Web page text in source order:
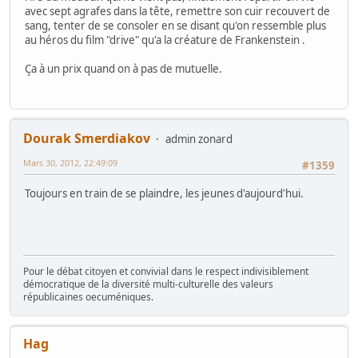
avec sept agrafes dans la tête, remettre son cuir recouvert de
sang, tenter de se consoler en se disant qu'on ressemble plus
au héros du film "drive" qu'a la créature de Frankenstein .
Ça à un prix quand on à pas de mutuelle.
Dourak Smerdiakov
admin zonard
#1359
Mars 30, 2012, 22:49:09
Toujours en train de se plaindre, les jeunes d'aujourd'hui.
Pour le débat citoyen et convivial dans le respect indivisiblement
démocratique de la diversité multi-culturelle des valeurs
républicaines oecuméniques.
Hag